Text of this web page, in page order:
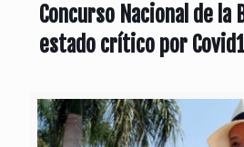
Concurso Nacional de la
estado crítico por